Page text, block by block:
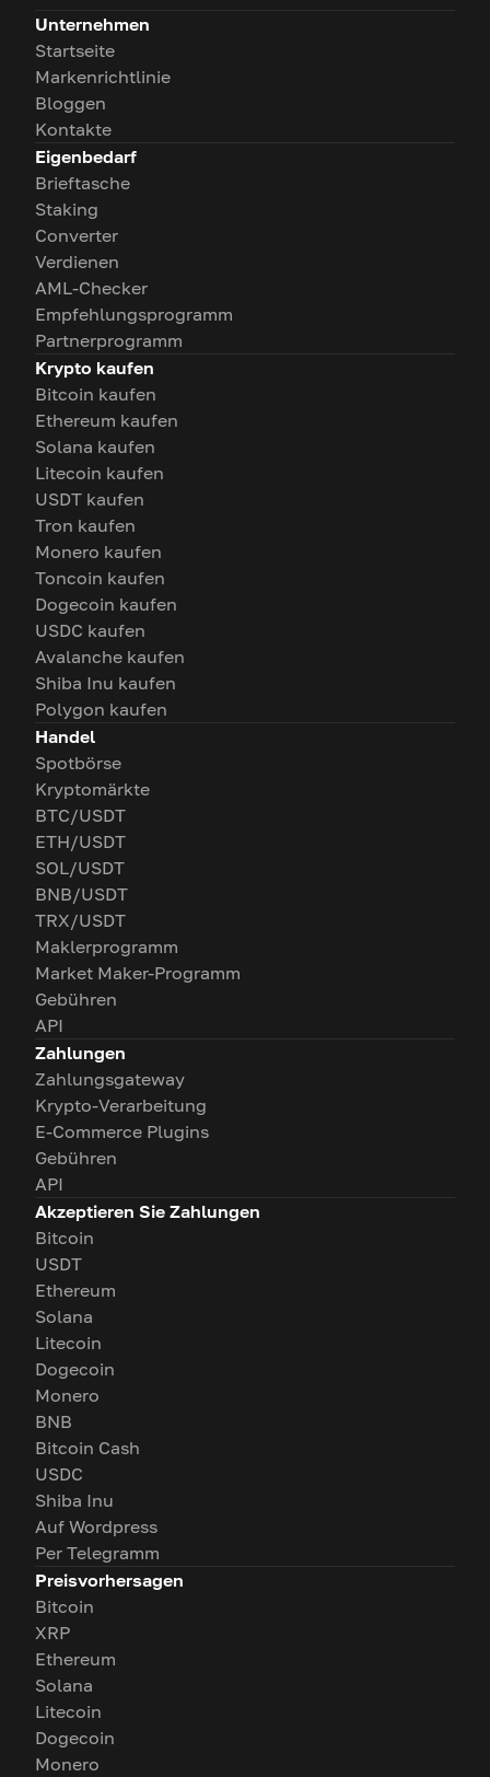
Unternehmen
Startseite
Markenrichtlinie
Bloggen
Kontakte
Eigenbedarf
Brieftasche
Staking
Converter
Verdienen
AML-Checker
Empfehlungsprogramm
Partnerprogramm
Krypto kaufen
Bitcoin kaufen
Ethereum kaufen
Solana kaufen
Litecoin kaufen
USDT kaufen
Tron kaufen
Monero kaufen
Toncoin kaufen
Dogecoin kaufen
USDC kaufen
Avalanche kaufen
Shiba Inu kaufen
Polygon kaufen
Handel
Spotbörse
Kryptomärkte
BTC/USDT
ETH/USDT
SOL/USDT
BNB/USDT
TRX/USDT
Maklerprogramm
Market Maker-Programm
Gebühren
API
Zahlungen
Zahlungsgateway
Krypto-Verarbeitung
E-Commerce Plugins
Gebühren
API
Akzeptieren Sie Zahlungen
Bitcoin
USDT
Ethereum
Solana
Litecoin
Dogecoin
Monero
BNB
Bitcoin Cash
USDC
Shiba Inu
Auf Wordpress
Per Telegramm
Preisvorhersagen
Bitcoin
XRP
Ethereum
Solana
Litecoin
Dogecoin
Monero